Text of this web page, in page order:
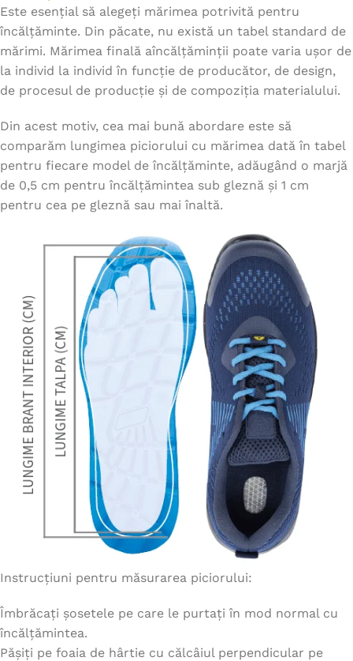
Este esențial să alegeți mărimea potrivită pentru
încălțăminte. Din păcate, nu există un tabel standard de
mărimi. Mărimea finală aîncălțăminții poate varia ușor de
la individ la individ în funcție de producător, de design,
de procesul de producție și de compoziția materialului.
Din acest motiv, cea mai bună abordare este să
comparăm lungimea piciorului cu mărimea dată în tabel
pentru fiecare model de încălțăminte, adăugând o marjă
de 0,5 cm pentru încălțămintea sub gleznă și 1 cm
pentru cea pe gleznă sau mai înaltă.
Instrucțiuni pentru măsurarea piciorului:
Îmbrăcați șosetele pe care le purtați în mod normal cu
încălțămintea.
Pășiți pe foaia de hârtie cu călcâiul perpendicular pe